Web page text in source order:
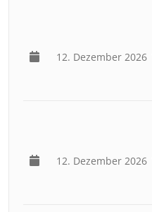
12. Dezember 2026
12. Dezember 2026